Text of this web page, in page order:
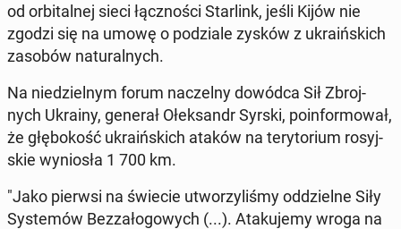
od or­bi­tal­nej sieci łącz­no­ści Star­link, jeśli Kijów nie
zgodzi się na umowę o po­dzia­le zysków z ukra­iń­skich
zasobów na­tu­ral­nych.
Na nie­dziel­nym forum na­czel­ny dowódca Sił Zbroj­
nych Ukrainy, generał Ołek­sandr Syrski, po­in­for­mo­wał,
że głę­bo­kość ukra­iń­skich ataków na te­ry­to­rium ro­syj­
skie wy­nio­sła 1 700 km.
"Jako pierwsi na świecie utwo­rzy­li­śmy od­dziel­ne Siły
Sys­te­mów Bez­za­ło­go­wych (...). Ata­ku­je­my wroga na